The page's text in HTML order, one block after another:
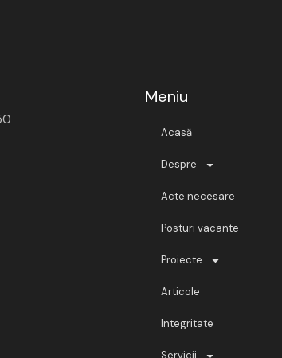
Meniu
Acasă
Despre
Acte necesare
Posturi vacante
Proiecte
Articole
Integritate